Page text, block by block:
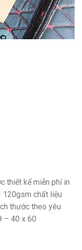
thiết kế miễn phí in
120gsm chất liệu
thước theo yêu
– 40 x 60